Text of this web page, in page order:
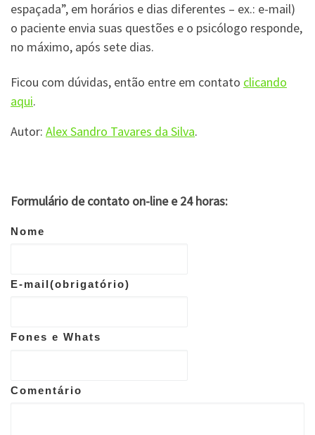
espaçada”, em horários e dias diferentes – ex.: e-mail)
o paciente envia suas questões e o psicólogo responde,
no máximo, após sete dias.
Ficou com dúvidas, então entre em contato clicando
aqui.
Autor: Alex Sandro Tavares da Silva.
Formulário de contato on-line e 24 horas:
Nome
E-mail(obrigatório)
Fones e Whats
Comentário